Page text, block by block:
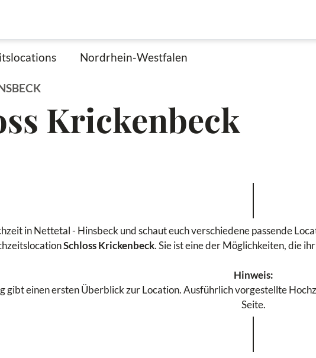
Nordrhein-Westfalen
Krickenbeck
in Nettetal - Hinsbeck und schaut euch verschiedene passende
Schloss Krickenbeck. Sie ist eine der Möglichkeiten, die
Hinweis:
gibt einen ersten Überblick zur Location. Ausführlich vorgestellte
Seite.